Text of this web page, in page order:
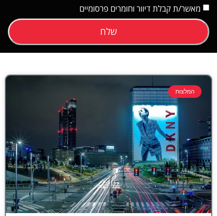
מאשר/ת קבלת דיוור וחומרים פרסומיים
שלח
המלצות